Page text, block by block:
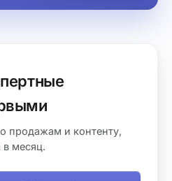
продажам и контенту,
в месяц.